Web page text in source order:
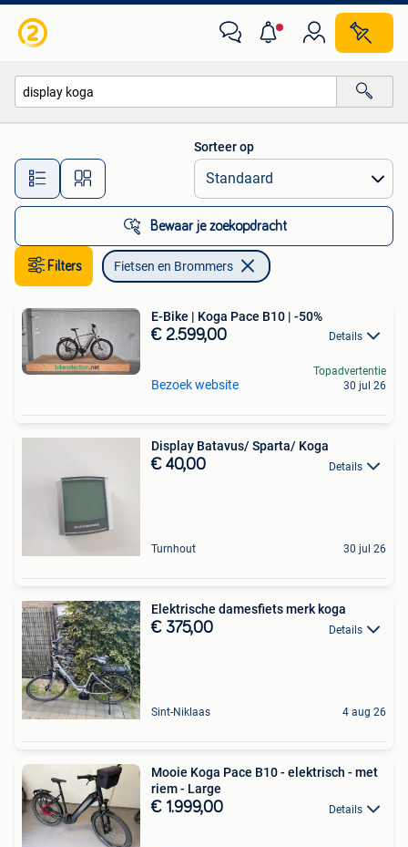
Alle afstanden…
Sorteer op
Bewaar je zoekopdracht
Filters Fietsen en Brommers
E-Bike | Koga Pace B10 | -50%
€ 2.599,00 Details
Bezoek website
Topadvertentie
30 jul 26
Display Batavus/ Sparta/ Koga
€ 40,00 Details
Turnhout 30 jul 26
Elektrische damesfiets merk koga
€ 375,00 Details
Sint-Niklaas 4 aug 26
Mooie Koga Pace B10 - elektrisch - met
riem - Large
€ 1.999,00 Details